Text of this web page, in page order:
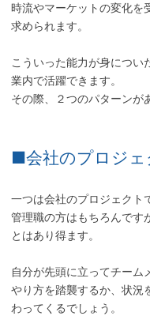
時流やマーケットの変化を
求められます。
こういった能力が身につい
業内で活躍できます。
その際、２つのパターンが
■会社のプロジェ
一つは会社のプロジェクト
管理職の方はもちろんです
とはあり得ます。
自分が先頭に立ってチーム
やり方を踏襲するか、状況
わってくるでしょう。